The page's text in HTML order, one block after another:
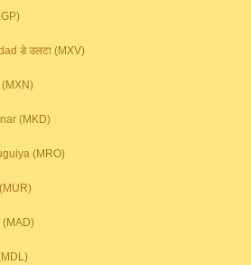
डे उलटा (MXV)
(MXN)
(MKD)
(MRO)
(MUR)
(MAD)